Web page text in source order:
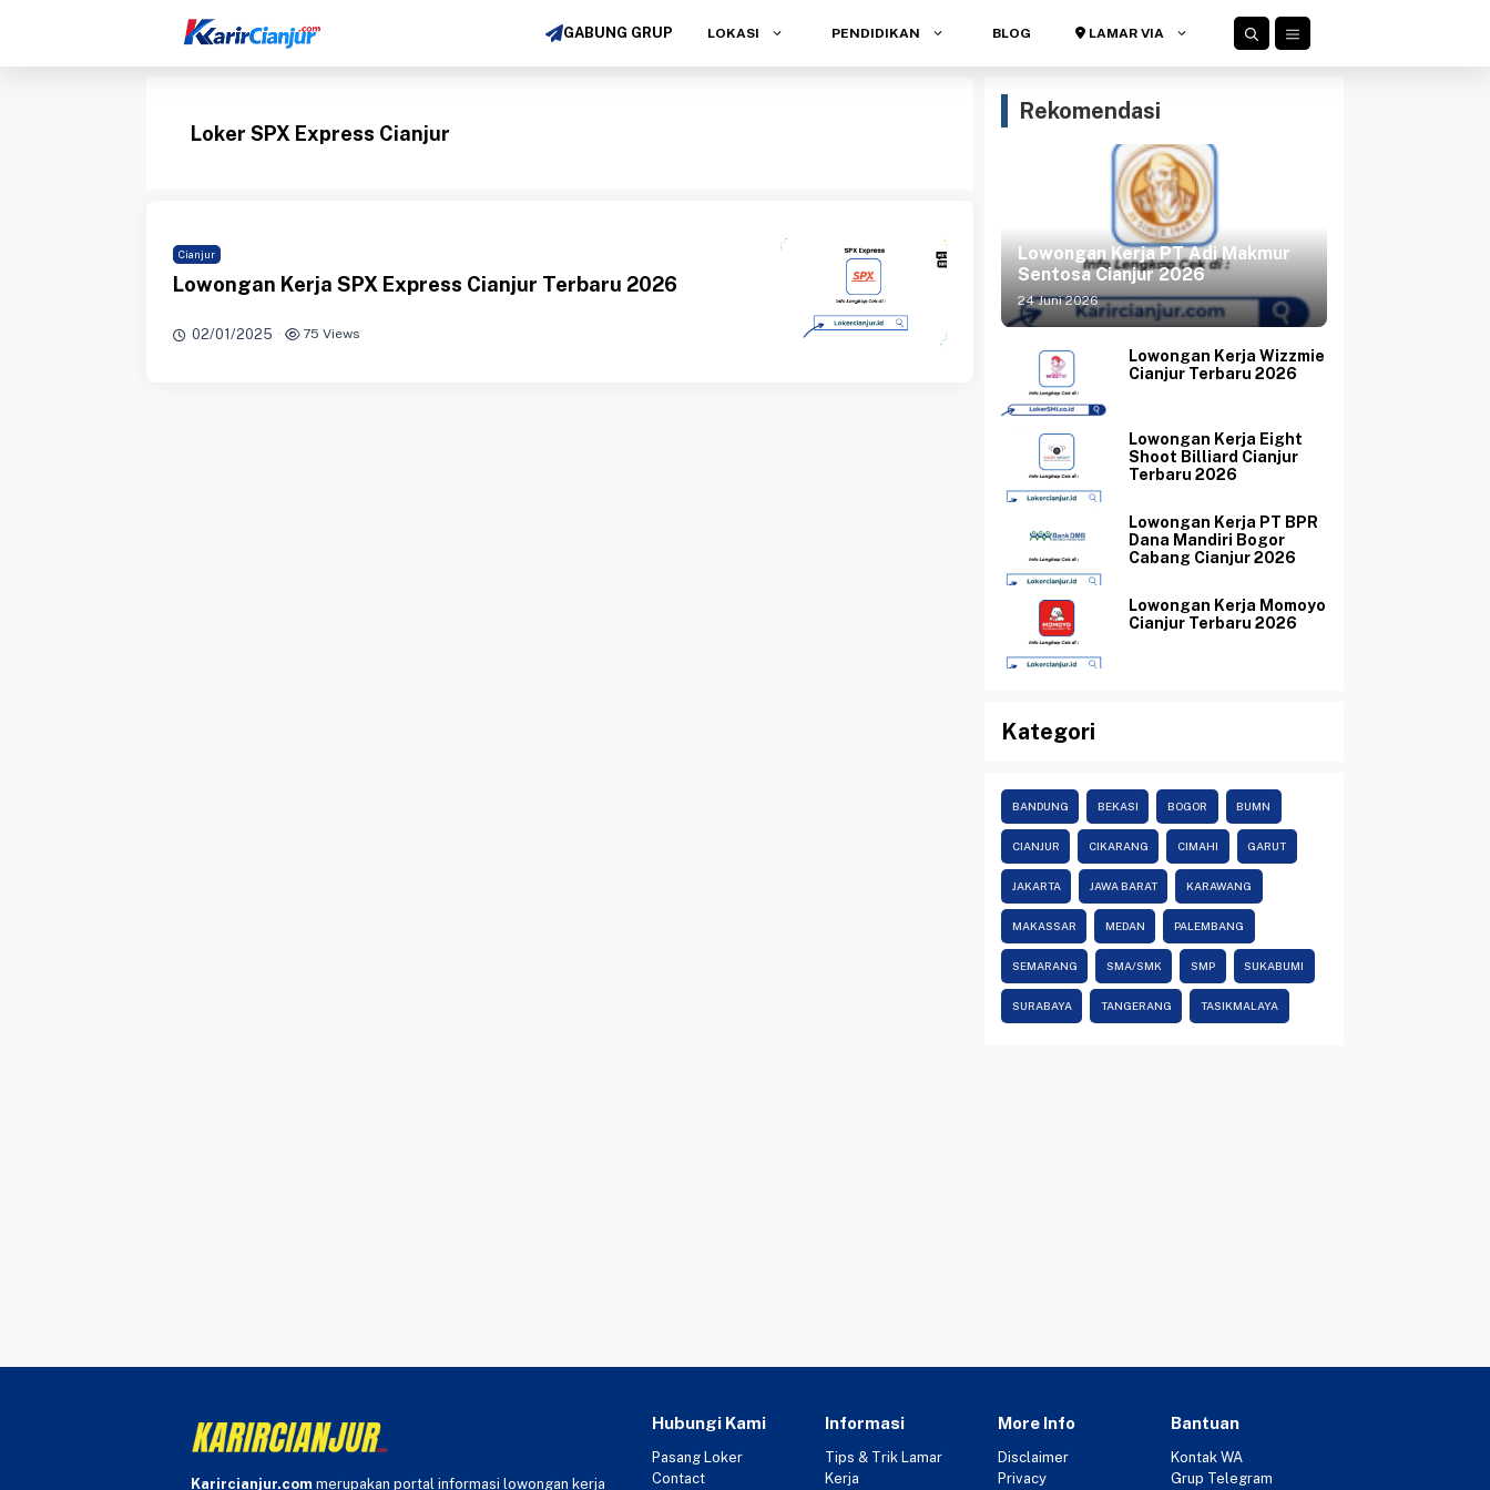
isi
GABUNG GRUP LOKASI PENDIDIKAN BLOG LAMAR VIA
Loker SPX Express Cianjur
Cianjur
Lowongan Kerja SPX Express Cianjur Terbaru 2026
02/01/2025 · 75 Views
Rekomendasi
Lowongan Kerja PT Adi Makmur
Sentosa Cianjur 2026
24 Juni 2026
Lowongan Kerja Wizzmie
Cianjur Terbaru 2026
Lowongan Kerja Eight
Shoot Billiard Cianjur
Terbaru 2026
Lowongan Kerja PT BPR
Dana Mandiri Bogor
Cabang Cianjur 2026
Lowongan Kerja Momoyo
Cianjur Terbaru 2026
Kategori
BANDUNG BEKASI BOGOR BUMN
CIANJUR CIKARANG CIMAHI GARUT
JAKARTA JAWA BARAT KARAWANG
MAKASSAR MEDAN PALEMBANG
SEMARANG SMA/SMK SMP SUKABUMI
SURABAYA TANGERANG TASIKMALAYA
Karircianjur.com merupakan portal informasi lowongan kerja
Hubungi Kami
Pasang Loker
Contact
Informasi
Tips & Trik Lamar
Kerja
More Info
Disclaimer
Privacy
Bantuan
Kontak WA
Grup Telegram